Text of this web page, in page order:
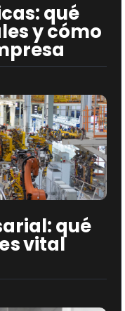
qué
y cómo
qué
vital